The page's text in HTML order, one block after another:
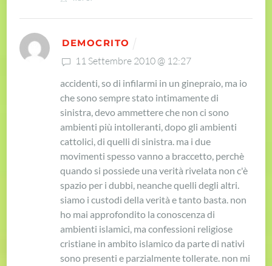
DEMOCRITO
11 Settembre 2010 @ 12:27
accidenti, so di infilarmi in un ginepraio, ma io
che sono sempre stato intimamente di
sinistra, devo ammettere che non ci sono
ambienti più intolleranti, dopo gli ambienti
cattolici, di quelli di sinistra. ma i due
movimenti spesso vanno a braccetto, perchè
quando si possiede una verità rivelata non c'è
spazio per i dubbi, neanche quelli degli altri.
siamo i custodi della verità e tanto basta. non
ho mai approfondito la conoscenza di
ambienti islamici, ma confessioni religiose
cristiane in ambito islamico da parte di nativi
sono presenti e parzialmente tollerate. non mi